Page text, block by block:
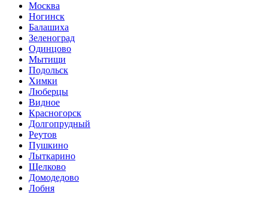
Москва
Ногинск
Балашиха
Зеленоград
Одинцово
Мытищи
Подольск
Химки
Люберцы
Видное
Красногорск
Долгопрудный
Реутов
Пушкино
Лыткарино
Щелково
Домодедово
Лобня